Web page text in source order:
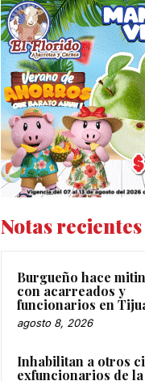
Notas recientes
Burgueño hace mitin
con acarreados y
funcionarios en
agosto 8, 2026
Inhabilitan a otros
exfuncionarios de la